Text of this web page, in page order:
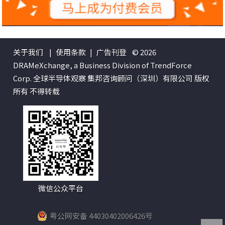
关于我们 | 使用条款 | 广告刊登 © 2026
DRAMeXchange, a Business Division of TrendForce
Corp. 全球半导体观察 集邦咨询顾问（深圳）有限公司 版权
所有 不得转载
微信公众平台
粤公网安备 44030402006426号